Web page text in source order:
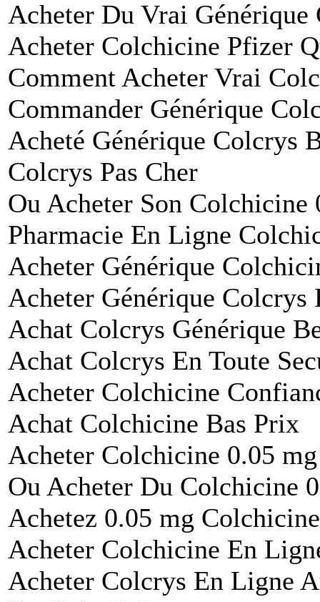
Acheter Du Vrai
Acheter Colchicine Pfizer
Comment Acheter Vrai
Commander Générique
Acheté Générique Colcrys
Colcrys Pas Cher
Ou Acheter Son Colchicine
Pharmacie En Ligne
Acheter Générique
Acheter Générique Colcrys
Achat Colcrys Générique
Achat Colcrys En Toute
Acheter Colchicine
Achat Colchicine Bas Prix
Acheter Colchicine 0.05
Ou Acheter Du Colchicine
Achetez 0.05 mg
Acheter Colchicine En
Acheter Colcrys En Ligne